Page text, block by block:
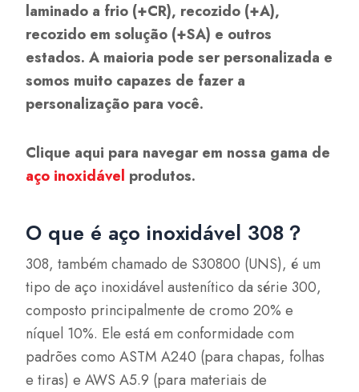
laminado a frio (+CR), recozido (+A),
recozido em solução (+SA) e outros
estados. A maioria pode ser personalizada e
somos muito capazes de fazer a
personalização para você.
Clique aqui para navegar em nossa gama de
aço inoxidável produtos.
O que é aço inoxidável 308？
308, também chamado de S30800 (UNS), é um
tipo de aço inoxidável austenítico da série 300,
composto principalmente de cromo 20% e
níquel 10%. Ele está em conformidade com
padrões como ASTM A240 (para chapas, folhas
e tiras) e AWS A5.9 (para materiais de